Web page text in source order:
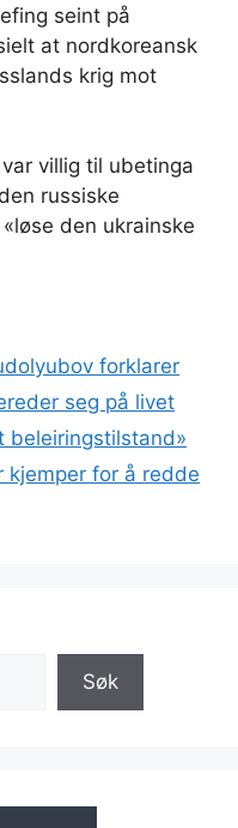
seint på
at nordkoreansk
krig mot
villig til ubetinga
russiske
den ukrainske
forklarer
seg på livet
beleiringstilstand»
kjemper for å redde
Søk